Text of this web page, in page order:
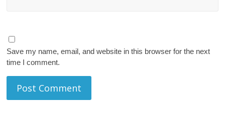
Save my name, email, and website in this browser for the next
time I comment.